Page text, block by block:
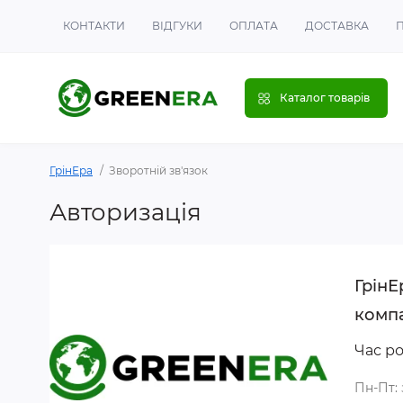
КОНТАКТИ ВІДГУКИ ОПЛАТА ДОСТАВКА
Каталог товарів
ГрінЕра Зворотній зв'язок
Авторизація
Час
Пн-Пт: